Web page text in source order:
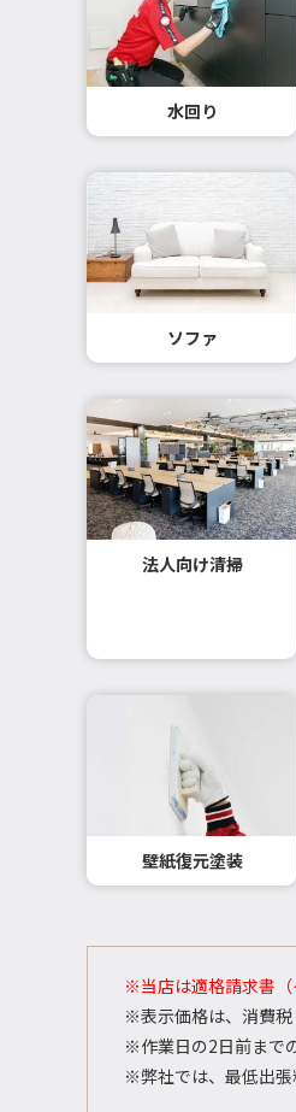
水回り
ソファ
法人向け清掃
壁紙復元塗装
※当店は適格請求書（
※表示価格は、消費税
※作業日の2日前まで
※弊社では、最低出張